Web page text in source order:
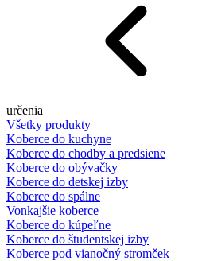
určenia
Všetky produkty
Koberce do kuchyne
Koberce do chodby a predsiene
Koberce do obývačky
Koberce do detskej izby
Koberce do spálne
Vonkajšie koberce
Koberce do kúpeľne
Koberce do študentskej izby
Koberce pod vianočný stromček